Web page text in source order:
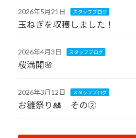
2026年5月21日 スタッフブログ
玉ねぎを収穫しました！
2026年4月3日 スタッフブログ
桜満開🌸
2026年3月12日 スタッフブログ
お雛祭り🎎 その②